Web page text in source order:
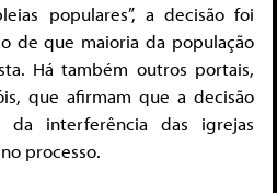
populares”, a decisão foi
de que maioria da população
Há também outros portais,
que afirmam que a decisão
interferência das igrejas
processo.